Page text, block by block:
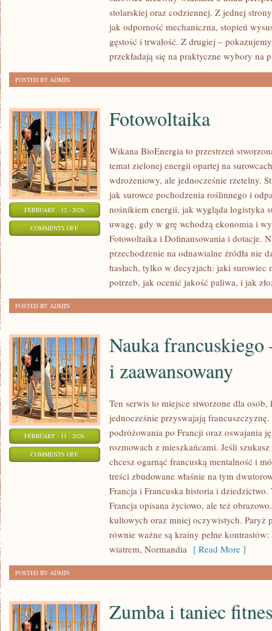
ZRÓWNOWAŻONY
stolarskiej oraz codziennej. Z jednej
jak odporność mechaniczna, stopień
gęstość i trwałość. Z drugiej –
przekładają się na praktyczne wybory na
POSTED BY ADMIN
FEBRUARY - 12 - 2026
COMMENTS OFFON
FOTOWOLTAIKA
Fotowoltaika
Wikana BioEnergia to przestrzeń
temat zielonej energii opartej na
wdrożeniowy, ale jednocześnie rzetelny.
jak surowce pochodzenia roślinnego i
nośnikiem energii, jak wygląda logistyka
uwagę, gdy w grę wchodzą ekonomia i
Fotowoltaika i Dofinansowania i dotacje.
przechodzenie na odnawialne źródła nie
hasłach, tylko w decyzjach: jaki surowiec
potrzeb, jak ocenić jakość paliwa, i jak
POSTED BY ADMIN
FEBRUARY - 11 - 2026
COMMENTS OFFON
Nauka
i zaawansowany
Ten serwis to miejsce stworzone dla
jednocześnie przyswajają
podróżowania po Francji oraz oswajania
rozmowach z mieszkańcami. Jeśli
chcesz ogarnąć francuską mentalność i
treści zbudowane właśnie na tym
Francja i Francuska historia i
Francja opisana życiowo, ale też
kultowych oraz mniej oczywistych. Paryż
równie ważne są krainy pełne
wiatrem, Normandia [ Read More ]
POSTED BY ADMIN
Zumba i taniec